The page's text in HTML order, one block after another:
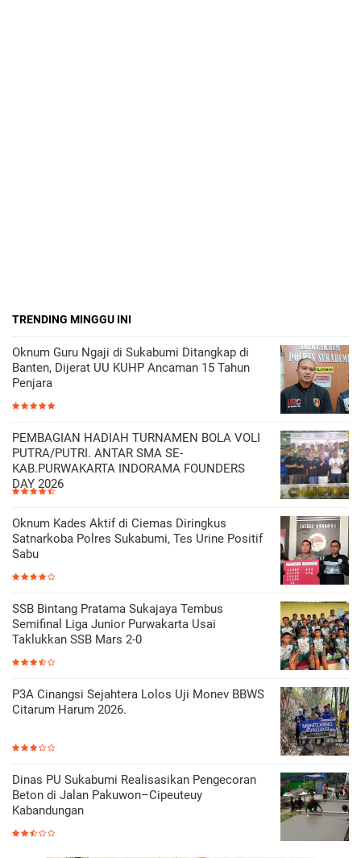
TRENDING MINGGU INI
Oknum Guru Ngaji di Sukabumi Ditangkap di
Banten, Dijerat UU KUHP Ancaman 15 Tahun
Penjara
PEMBAGIAN HADIAH TURNAMEN BOLA VOLI
PUTRA/PUTRI. ANTAR SMA SE-
KAB.PURWAKARTA INDORAMA FOUNDERS
DAY 2026
Oknum Kades Aktif di Ciemas Diringkus
Satnarkoba Polres Sukabumi, Tes Urine Positif
Sabu
SSB Bintang Pratama Sukajaya Tembus
Semifinal Liga Junior Purwakarta Usai
Taklukkan SSB Mars 2-0
P3A Cinangsi Sejahtera Lolos Uji Monev BBWS
Citarum Harum 2026.
Dinas PU Sukabumi Realisasikan Pengecoran
Beton di Jalan Pakuwon–Cipeuteuy
Kabandungan